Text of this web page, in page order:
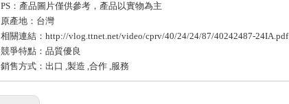
PS：產品圖片僅供參考，產品以實物為主
原產地：台灣
相關連結：http://vlog.ttnet.net/video/cprv/40/24/24/87/40242487-24IA.pdf
競爭特點：品質優良
銷售方式：出口 ,製造 ,合作 ,服務